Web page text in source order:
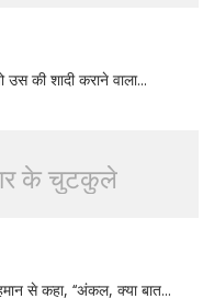
की शादी कराने वाला...
के चुटकुले
से कहा, ‘‘अंकल, क्या बात...